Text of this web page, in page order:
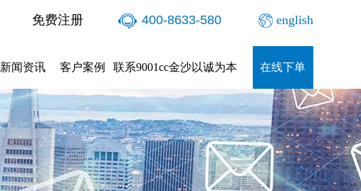
免费注册 400-8633-580 english
新闻资讯 客户案例 联系9001cc金沙以诚为本 在线下单